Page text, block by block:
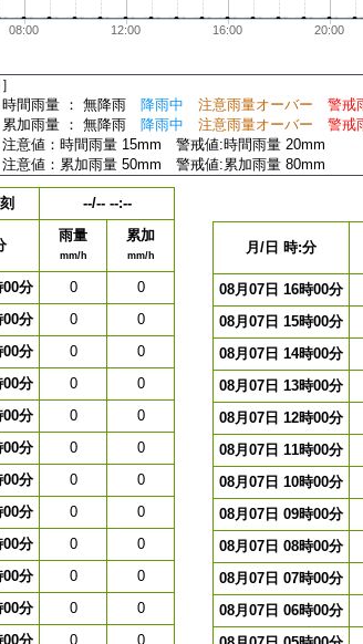
08:00 12:00 16:00 20:00
雨量 ： 無降雨 降雨中 注意雨量オーバー
警戒
雨量 ： 無降雨 降雨中 注意雨量オーバー
警戒
：時間雨量 15mm 警戒値:時間雨量 20mm
：累加雨量 50mm 警戒値:累加雨量 80mm
--/-- --:--
雨量
mm/h
累加
mm/h
00分 0
0
00分
0
0
00分
0
0
00分
0
0
00分
0
0
00分
0
0
00分
0
0
00分
0
0
00分
0
0
00分
0
0
00分
0
0
00分
0 0
月/日 時:分
08月07日 16時00分
08月07日 15時00分
08月07日 14時00分
08月07日 13時00分
08月07日 12時00分
08月07日 11時00分
08月07日 10時00分
08月07日 09時00分
08月07日 08時00分
08月07日 07時00分
08月07日 06時00分